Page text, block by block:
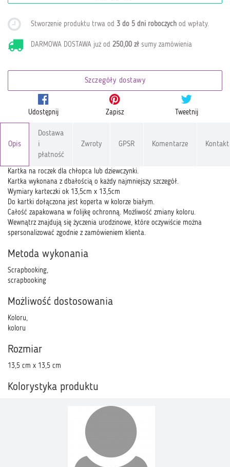
Stworzenie produktu trwa od3 do 5 dni roboczych od wpłaty.
DARMOWA DOSTAWA już od250,00 zł sumy zamówienia
Szczegóły dostawy
Udostępnij Zapisz Tweetnij
Opis
Dostawa
i
płatność
Zwroty GPSR Komentarze Kontakt
Kartka na roczek dla chłopca lub dziewczynki.
Kartka wykonana z dbałością o każdy najmniejszy szczegół.
Wymiary karteczki ok 13,5cm x 13,5cm
Do kartki dołączona jest koperta w kolorze białym.
Całość zapakowana w folijkę ochronną. Możliwość zmiany koloru.
Wewnątrz znajdują się życzenia urodzinowe, które oczywiście można
spersonalizować zgodnie z zamówieniem klienta.
Metoda wykonania
Scrapbooking,
scrapbooking
Możliwość dostosowania
Koloru,
koloru
Rozmiar
13,5 cm x 13,5 cm
Kolorystyka produktu